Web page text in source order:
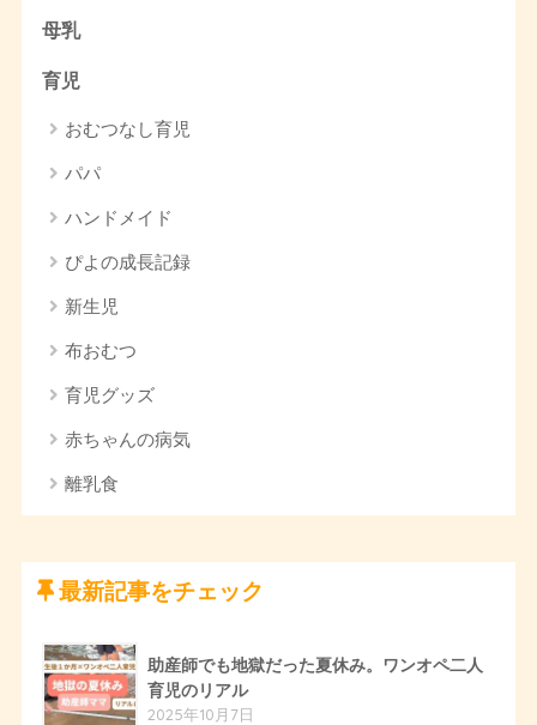
母乳
育児
おむつなし育児
パパ
ハンドメイド
ぴよの成長記録
新生児
布おむつ
育児グッズ
赤ちゃんの病気
離乳食
最新記事をチェック
助産師でも地獄だった夏休み。ワンオペ二人
育児のリアル
2025年10月7日